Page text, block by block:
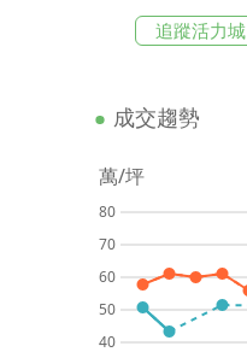
追蹤活力城
成交趨勢
萬/坪
40
50
60
70
80